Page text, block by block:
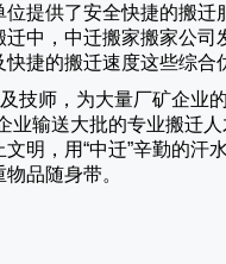
提供了安全快捷的搬
迁中，中迁搬家搬家公司
捷的搬迁速度这些综合
技师，为大量厂矿企业
业输送大批的专业搬迁
文明，用“中迁”辛勤的汗
品随身带。